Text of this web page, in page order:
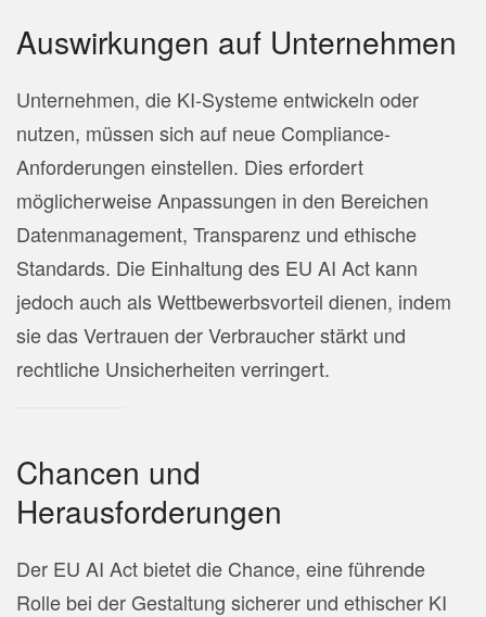
Auswirkungen auf Unternehmen
Unternehmen, die KI-Systeme entwickeln oder
nutzen, müssen sich auf neue Compliance-
Anforderungen einstellen. Dies erfordert
möglicherweise Anpassungen in den Bereichen
Datenmanagement, Transparenz und ethische
Standards. Die Einhaltung des EU AI Act kann
jedoch auch als Wettbewerbsvorteil dienen, indem
sie das Vertrauen der Verbraucher stärkt und
rechtliche Unsicherheiten verringert.
Chancen und
Herausforderungen
Der EU AI Act bietet die Chance, eine führende
Rolle bei der Gestaltung sicherer und ethischer KI